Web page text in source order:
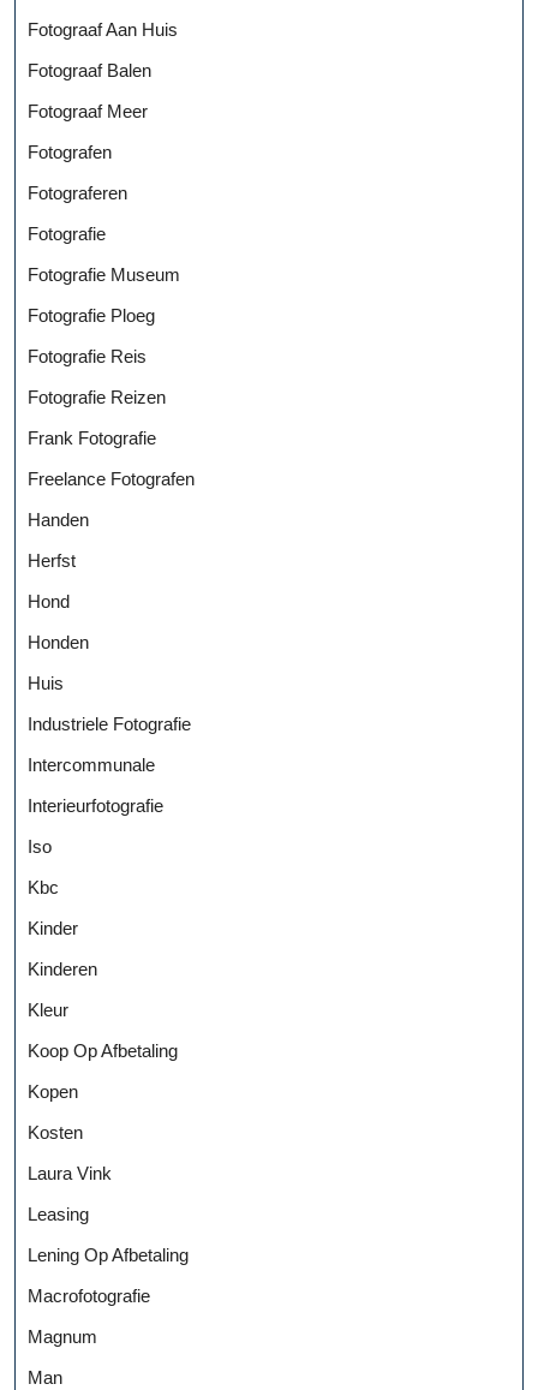
Fotograaf Aan Huis
Fotograaf Balen
Fotograaf Meer
Fotografen
Fotograferen
Fotografie
Fotografie Museum
Fotografie Ploeg
Fotografie Reis
Fotografie Reizen
Frank Fotografie
Freelance Fotografen
Handen
Herfst
Hond
Honden
Huis
Industriele Fotografie
Intercommunale
Interieurfotografie
Iso
Kbc
Kinder
Kinderen
Kleur
Koop Op Afbetaling
Kopen
Kosten
Laura Vink
Leasing
Lening Op Afbetaling
Macrofotografie
Magnum
Man